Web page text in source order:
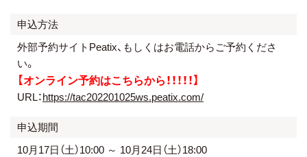
申込方法
外部予約サイトPeatix、もしくはお電話からご予約くださ
い。
【オンライン予約はこちらから！！！！！】
URL：https://tac202201025ws.peatix.com/
申込期間
10月17日（土）10:00 ～ 10月24日（土）18:00